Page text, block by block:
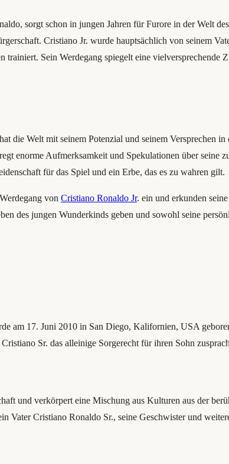
sorgt schon in jungen Jahren für Furore in der Welt
Cristiano Jr. wurde hauptsächlich von seinem
Sein Werdegang spiegelt eine vielversprechende
die Welt mit seinem Potenzial und seinem Versprechen
enorme Aufmerksamkeit und Spekulationen über
für das Spiel und ein Erbe, das es zu wahren gilt.
von Cristiano Ronaldo Jr. ein und erkunden
des jungen Wunderkinds geben und sowohl seine
am 17. Juni 2010 in San Diego, Kalifornien, USA
Sr. das alleinige Sorgerecht für ihren Sohn
und verkörpert eine Mischung aus Kulturen aus der
Vater Cristiano Ronaldo Sr., seine Geschwister und